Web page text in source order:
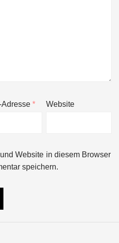
Adresse* Website
Website in diesem Browser
speichern.